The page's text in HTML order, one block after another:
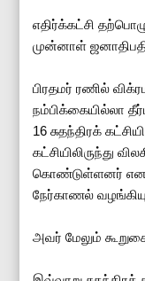
எதிர்க்கட்சி
முன்னாள்
பிரதமர் ரணில்
நம்பிக்கையில்லா
16 சுதந்திரக்
கட்சியிலிருந்து
கொண்டுள்ளனர் என
நேர்காணல்
அவர் மேலும்